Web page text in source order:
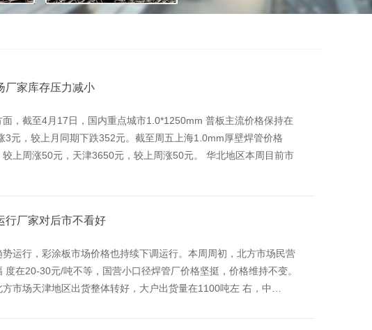
厂家库存压力减小
，截至4月17日，国内重点城市1.0*1250mm 普板主流价格保持在
元，较上月同期下跌352元。截至周五上海1.0mm厚壁焊管价格
上周涨50元，天津3650元，较上周涨50元。 华北地区本周目前市
行厂家对后市不看好
运行，彩涂板市场价格也持续下调运行。本周周初，北方市场民营
在20-30元/吨不等，国营小口径焊管厂价格坚挺，价格维持不变。
市场天津地区出货整体转好，大户出货量在1100吨左 右，中…